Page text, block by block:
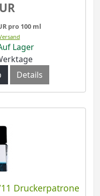
pro 100 ml
Lager
Details
Druckerpatrone